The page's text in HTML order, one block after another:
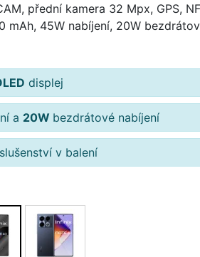
přední kamera 32 Mpx, GPS,
mAh, 45W nabíjení, 20W
displej
a 20W bezdrátové nabíjení
v balení